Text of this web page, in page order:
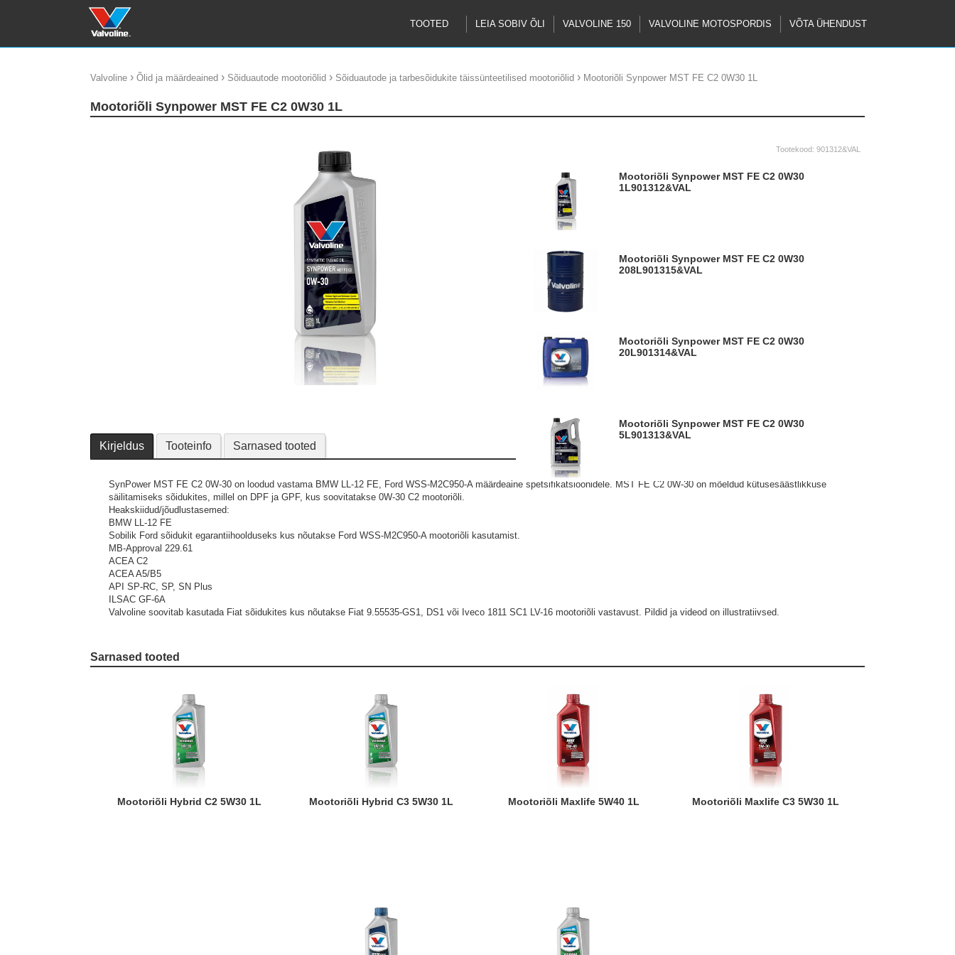
TOOTED LEIA SOBIV ÕLI VALVOLINE 150 VALVOLINE MOTOSPORDIS VÕTA ÜHENDUST
Valvoline › Õlid ja määrdeained › Sõiduautode mootoriõlid › Sõiduautode ja tarbesõidukite täissünteetilised mootoriõlid › Mootoriõli Synpower MST FE C2 0W30 1L
Mootoriõli Synpower MST FE C2 0W30 1L
Tootekood: 901312&VAL
Mootoriõli Synpower MST FE C2 0W30
1L901312&VAL
Mootoriõli Synpower MST FE C2 0W30
208L901315&VAL
Mootoriõli Synpower MST FE C2 0W30
20L901314&VAL
Mootoriõli Synpower MST FE C2 0W30
5L901313&VAL
Kirjeldus Tooteinfo Sarnased tooted
SynPower MST FE C2 0W-30 on loodud vastama BMW LL-12 FE, Ford WSS-M2C950-A määrdeaine spetsifikatsioonidele. MST FE C2 0W-30 on mõeldud kütusesäästlikkuse
säilitamiseks sõidukites, millel on DPF ja GPF, kus soovitatakse 0W-30 C2 mootoriõli.
Heakskiidud/jõudlustasemed:
BMW LL-12 FE
Sobilik Ford sõidukit egarantiihoolduseks kus nõutakse Ford WSS-M2C950-A mootoriõli kasutamist.
MB-Approval 229.61
ACEA C2
ACEA A5/B5
API SP-RC, SP, SN Plus
ILSAC GF-6A
Valvoline soovitab kasutada Fiat sõidukites kus nõutakse Fiat 9.55535-GS1, DS1 või Iveco 1811 SC1 LV-16 mootoriõli vastavust. Pildid ja videod on illustratiivsed.
Sarnased tooted
Mootoriõli Hybrid C2 5W30 1L Mootoriõli Hybrid C3 5W30 1L Mootoriõli Maxlife 5W40 1L Mootoriõli Maxlife C3 5W30 1L